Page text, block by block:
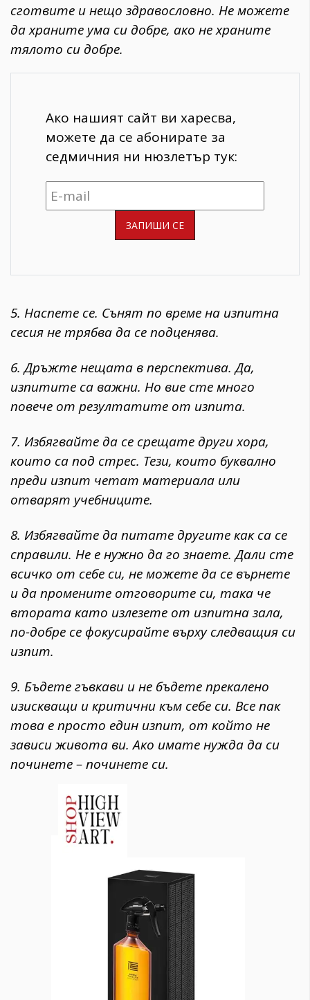
сготвите и нещо здравословно. Не можете
да храните ума си добре, ако не храните
тялото си добре.
Ако нашият сайт ви харесва,
можете да се абонирате за
седмичния ни нюзлетър тук:
5. Наспете се. Сънят по време на изпитна
сесия не трябва да се подценява.
6. Дръжте нещата в перспектива. Да,
изпитите са важни. Но вие сте много
повече от резултатите от изпита.
7. Избягвайте да се срещате други хора,
които са под стрес. Тези, които буквално
преди изпит четат материала или
отварят учебниците.
8. Избягвайте да питате другите как са се
справили. Не е нужно да го знаете. Дали сте
всичко от себе си, не можете да се върнете
и да промените отговорите си, така че
втората като излезете от изпитна зала,
по-добре се фокусирайте върху следващия си
изпит.
9. Бъдете гъвкави и не бъдете прекалено
изискващи и критични към себе си. Все пак
това е просто един изпит, от който не
зависи живота ви. Ако имате нужда да си
починете – починете си.